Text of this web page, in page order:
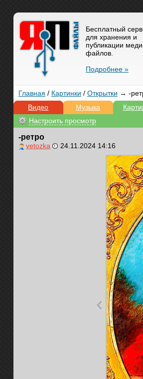
Бесплатный
для хранения и
публикации
файлов.
Подробнее »
Главная / Картинки / Открытки → -
Видео
Музыка
Настроить просмотр
-ретро
vetozka 24.11.2024 14:16